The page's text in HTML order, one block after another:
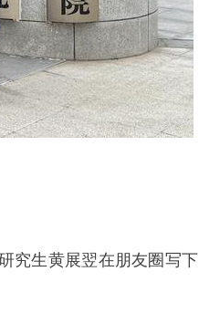
究生黄展翌在朋友圈写下